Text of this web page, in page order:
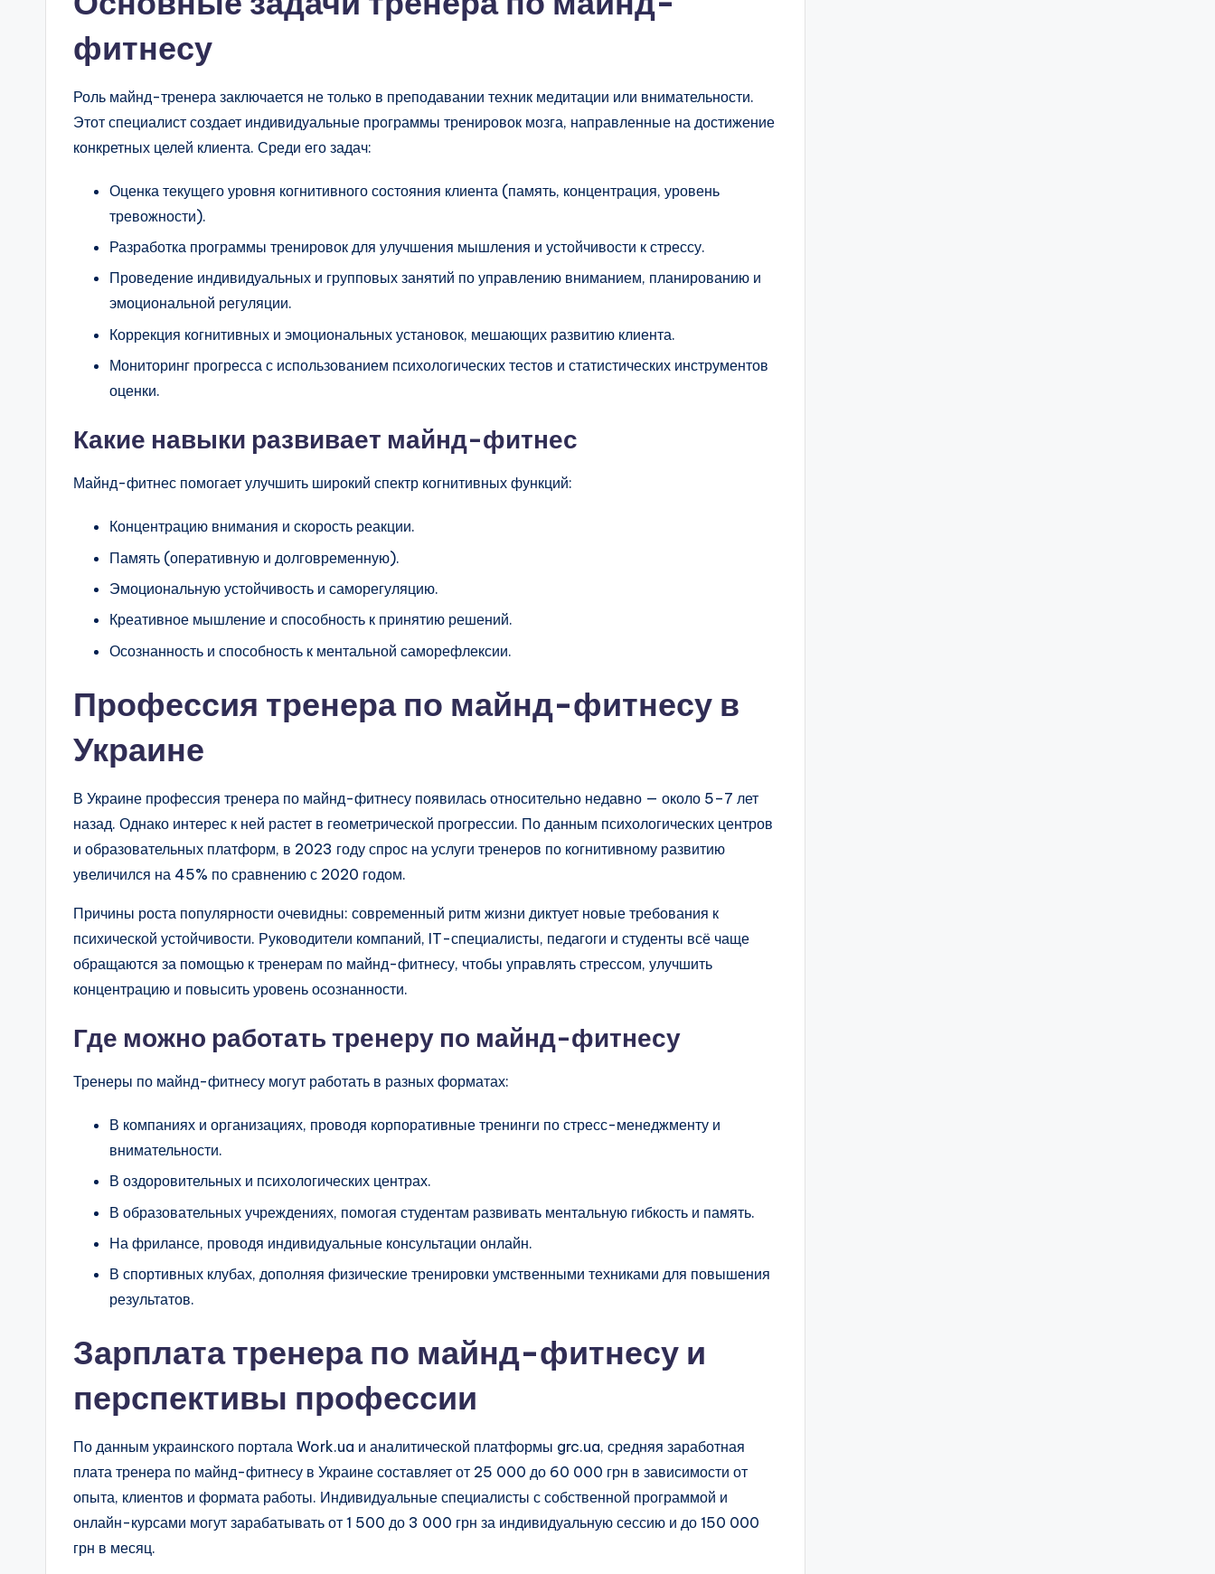
фитнесу
Роль майнд-тренера заключается не только в преподавании техник медитации или внимательности.
Этот специалист создает индивидуальные программы тренировок мозга, направленные на достижение
конкретных целей клиента. Среди его задач:
Оценка текущего уровня когнитивного состояния клиента (память, концентрация, уровень
тревожности).
Разработка программы тренировок для улучшения мышления и устойчивости к стрессу.
Проведение индивидуальных и групповых занятий по управлению вниманием, планированию и
эмоциональной регуляции.
Коррекция когнитивных и эмоциональных установок, мешающих развитию клиента.
Мониторинг прогресса с использованием психологических тестов и статистических инструментов
оценки.
Какие навыки развивает майнд-фитнес
Майнд-фитнес помогает улучшить широкий спектр когнитивных функций:
Концентрацию внимания и скорость реакции.
Память (оперативную и долговременную).
Эмоциональную устойчивость и саморегуляцию.
Креативное мышление и способность к принятию решений.
Осознанность и способность к ментальной саморефлексии.
Профессия тренера по майнд-фитнесу в
Украине
В Украине профессия тренера по майнд-фитнесу появилась относительно недавно — около 5–7 лет
назад. Однако интерес к ней растет в геометрической прогрессии. По данным психологических центров
и образовательных платформ, в 2023 году спрос на услуги тренеров по когнитивному развитию
увеличился на 45% по сравнению с 2020 годом.
Причины роста популярности очевидны: современный ритм жизни диктует новые требования к
психической устойчивости. Руководители компаний, IT-специалисты, педагоги и студенты всё чаще
обращаются за помощью к тренерам по майнд-фитнесу, чтобы управлять стрессом, улучшить
концентрацию и повысить уровень осознанности.
Где можно работать тренеру по майнд-фитнесу
Тренеры по майнд-фитнесу могут работать в разных форматах:
В компаниях и организациях, проводя корпоративные тренинги по стресс-менеджменту и
внимательности.
В оздоровительных и психологических центрах.
В образовательных учреждениях, помогая студентам развивать ментальную гибкость и память.
На фрилансе, проводя индивидуальные консультации онлайн.
В спортивных клубах, дополняя физические тренировки умственными техниками для повышения
результатов.
Зарплата тренера по майнд-фитнесу и
перспективы профессии
По данным украинского портала Work.ua и аналитической платформы grc.ua, средняя заработная
плата тренера по майнд-фитнесу в Украине составляет от 25 000 до 60 000 грн в зависимости от
опыта, клиентов и формата работы. Индивидуальные специалисты с собственной программой и
онлайн-курсами могут зарабатывать от 1 500 до 3 000 грн за индивидуальную сессию и до 150 000
грн в месяц.